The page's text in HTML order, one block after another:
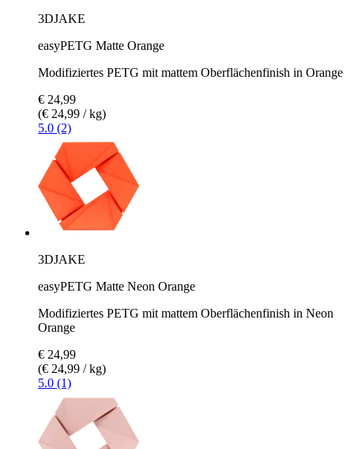
3DJAKE
easyPETG Matte Orange
Modifiziertes PETG mit mattem Oberflächenfinish in Orange
€ 24,99
(€ 24,99 / kg)
5.0 (2)
3DJAKE
easyPETG Matte Neon Orange
Modifiziertes PETG mit mattem Oberflächenfinish in Neon
Orange
€ 24,99
(€ 24,99 / kg)
5.0 (1)